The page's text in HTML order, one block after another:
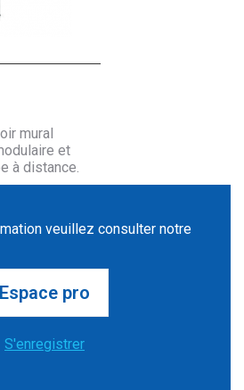
mural
et
à distance.
veuillez consulter notre
Espace pro
S'enregistrer